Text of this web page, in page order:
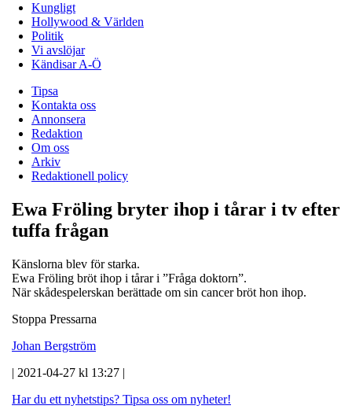
Kungligt
Hollywood & Världen
Politik
Vi avslöjar
Kändisar A-Ö
Tipsa
Kontakta oss
Annonsera
Redaktion
Om oss
Arkiv
Redaktionell policy
Ewa Fröling bryter ihop i tårar i tv efter
tuffa frågan
Känslorna blev för starka.
Ewa Fröling bröt ihop i tårar i ”Fråga doktorn”.
När skådespelerskan berättade om sin cancer bröt hon ihop.
Stoppa Pressarna
Johan Bergström
| 2021-04-27 kl 13:27 |
Har du ett nyhetstips? Tipsa oss om nyheter!